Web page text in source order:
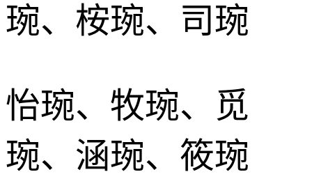
琬、桉琬、司琬
怡琬、牧琬、觅
琬、涵琬、筱琬